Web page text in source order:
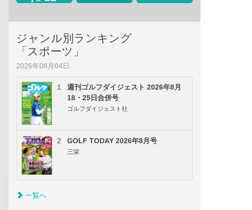
ジャンル別ランキング
「スポーツ」
2026年08月04日
1
週刊ゴルフダイジェスト 2026年8月
18・25日合併号
ゴルフダイジェスト社
2 GOLF TODAY 2026年8月号
三栄
一覧へ